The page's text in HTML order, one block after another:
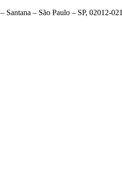
– Santana – São Paulo – SP, 02012-021